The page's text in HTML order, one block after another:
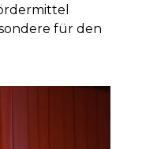
für den